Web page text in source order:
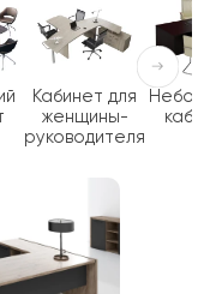
Кабинет для
женщины-
руководителя